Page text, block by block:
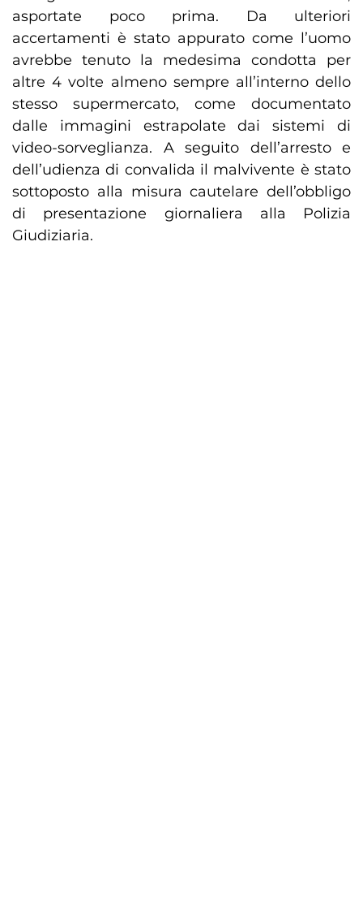
asportate poco prima. Da ulteriori
accertamenti è stato appurato come l’uomo
avrebbe tenuto la medesima condotta per
altre 4 volte almeno sempre all’interno dello
stesso supermercato, come documentato
dalle immagini estrapolate dai sistemi di
video-sorveglianza. A seguito dell’arresto e
dell’udienza di convalida il malvivente è stato
sottoposto alla misura cautelare dell’obbligo
di presentazione giornaliera alla Polizia
Giudiziaria.